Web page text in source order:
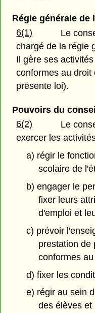
Régie générale de
6(1)
Le
chargé de la régie
Il gère ses
conformes au droit
présente loi).
Pouvoirs du
6(2)
Le
exercer les
a) régir le
scolaire de
b) engager le
fixer leurs
d'emploi et
c) prévoir
prestation de
conformes
d) fixer les
e) régir au sein
des élèves et